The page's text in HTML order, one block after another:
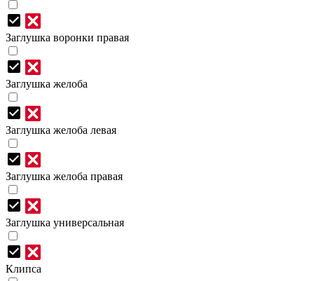
Заглушка воронки правая
Заглушка желоба
Заглушка желоба левая
Заглушка желоба правая
Заглушка универсальная
Клипса